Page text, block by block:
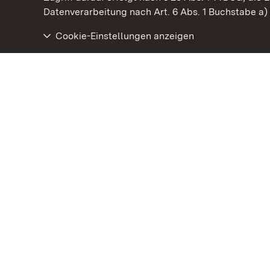
Datenverarbeitung nach Art. 6 Abs. 1 Buchstabe a)
Cookie-Einstellungen anzeigen